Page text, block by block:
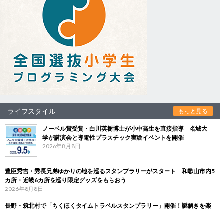
ライフスタイル もっと見る
ノーベル賞受賞・白川英樹博士が小中高生を直接指導 名城大
学が講演会と導電性プラスチック実験イベントを開催
2026年8月8日
豊臣秀吉・秀長兄弟ゆかりの地を巡るスタンプラリーがスタート 和歌山市内5
カ所・近畿6カ所を巡り限定グッズをもらおう
2026年8月8日
長野・筑北村で「ちくほくタイムトラベルスタンプラリー」開催！謎解きを楽